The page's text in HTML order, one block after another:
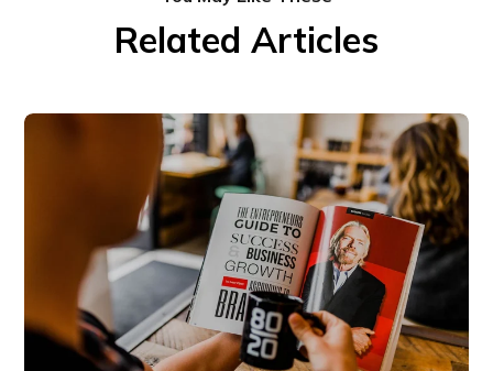
Related Articles